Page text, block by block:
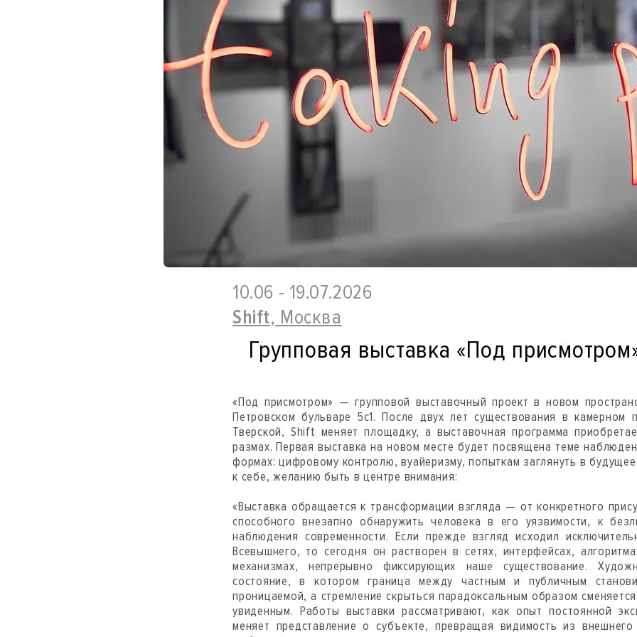
10.06 - 19.07.2026
Shift, Москва
Групповая выставка «Под
«Под присмотром» — групповой выставочный проект в новом
Петровском бульваре 5с1. После двух лет существования в камерном
Тверской, Shift меняет площадку, а выставочная программа
размах. Первая выставка на новом месте будет посвящена теме
формах: цифровому контролю, вуайеризму, попыткам заглянуть в
к себе, желанию быть в центре внимания:
«Выставка обращается к трансформации взгляда — от конкретного
способного внезапно обнаружить человека в его уязвимости, к
наблюдения современности. Если прежде взгляд исходил
Всевышнего, то сегодня он растворен в сетях, интерфейсах,
механизмах, непрерывно фиксирующих наше существование.
состояние, в котором граница между частным и публичным
проницаемой, а стремление скрыться парадоксальным образом
увиденным. Работы выставки рассматривают, как опыт постоянной
меняет представление о субъекте, превращая видимость из